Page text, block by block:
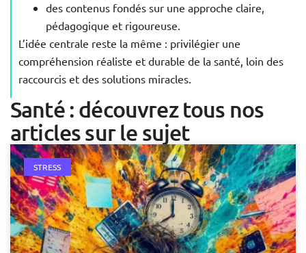
des contenus fondés sur une approche claire,
pédagogique et rigoureuse.
L’idée centrale reste la même : privilégier une
compréhension réaliste et durable de la santé, loin des
raccourcis et des solutions miracles.
Santé : découvrez tous nos
articles sur le sujet
STRESS